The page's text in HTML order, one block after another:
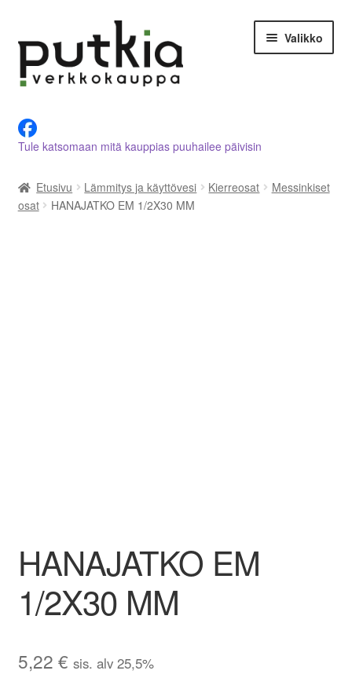
navigointiin
sisältöön
Valikko
Tietoja meistä
Asiakastilini
Tule katsomaan mitä kauppias puuhailee päivisin
Etusivu Lämmitys ja käyttövesi Kierreosat
Messinkiset
osat
HANAJATKO EM 1/2X30 MM
HANAJATKO EM
1/2X30 MM
5,22 € sis. alv 25,5%